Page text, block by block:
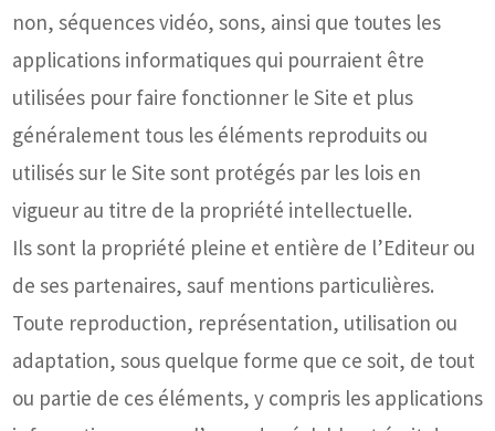
non, séquences vidéo, sons, ainsi que toutes les
applications informatiques qui pourraient être
utilisées pour faire fonctionner le Site et plus
généralement tous les éléments reproduits ou
utilisés sur le Site sont protégés par les lois en
vigueur au titre de la propriété intellectuelle.
Ils sont la propriété pleine et entière de l’Editeur ou
de ses partenaires, sauf mentions particulières.
Toute reproduction, représentation, utilisation ou
adaptation, sous quelque forme que ce soit, de tout
ou partie de ces éléments, y compris les applications